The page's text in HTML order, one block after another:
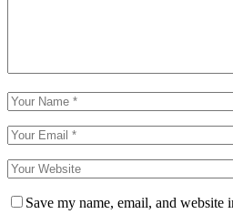
Save my name, email, and website